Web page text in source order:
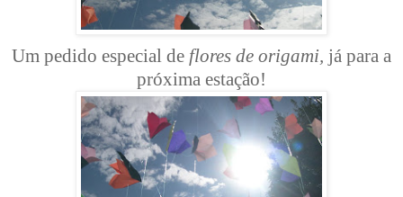
Um pedido especial de flores de origami, já para a
próxima estação!